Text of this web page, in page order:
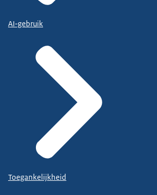
AI-gebruik
Toegankelijkheid